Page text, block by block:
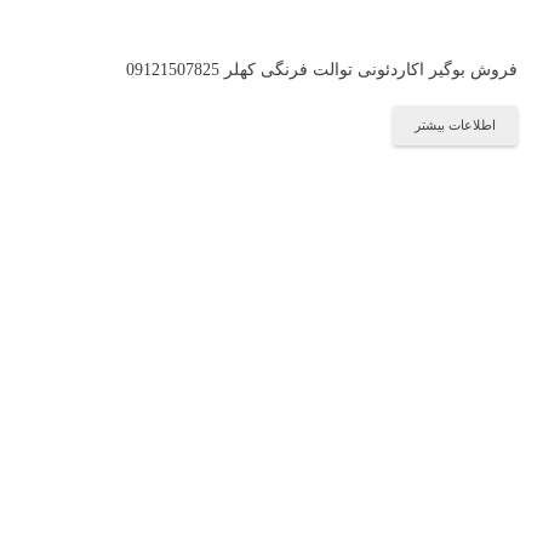
فروش بوگیر اکاردئونی توالت فرنگی کهلر 09121507825
اطلاعات بیشتر